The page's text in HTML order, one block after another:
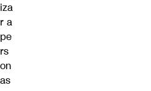
iza
r a
pe
rs
on
as